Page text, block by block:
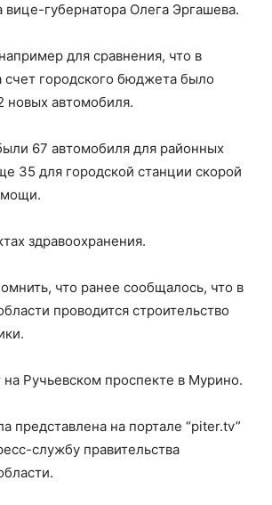
вице-губернатора Олега Эргашева.
для сравнения, что в
счет городского бюджета было
новых автомобиля.
67 автомобиля для районных
35 для городской станции скорой
здравоохранения.
что ранее сообщалось, что в
проводится строительство
на Ручьевском проспекте в Мурино.
представлена на портале “piter.tv”
службу правительства